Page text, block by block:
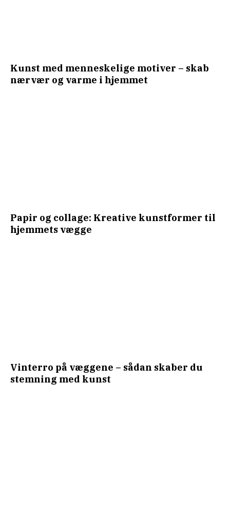
Kunst med menneskelige motiver – skab
nærvær og varme i hjemmet
Papir og collage: Kreative kunstformer til
hjemmets vægge
Vinterro på væggene – sådan skaber du
stemning med kunst